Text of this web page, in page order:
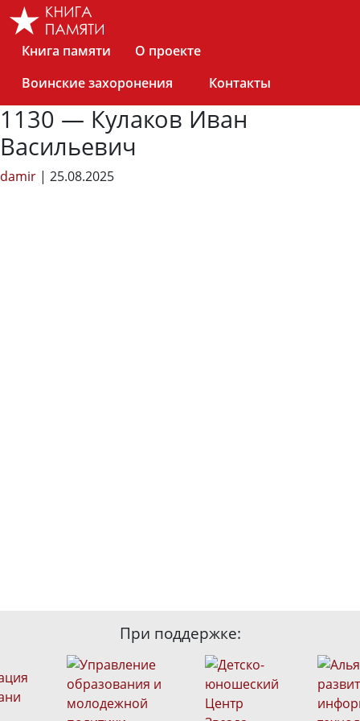
Skip
Книга памяти
О проекте
Воинские захоронения
Контакты
1130 — Кулаков Иван
Васильевич
damir | 25.08.2025
При поддержке: